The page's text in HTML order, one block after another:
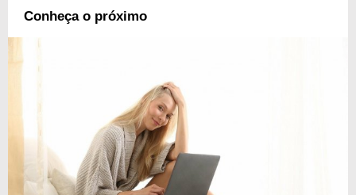
Conheça o próximo